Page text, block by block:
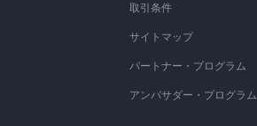
取引条件
サイトマップ
パートナー・プログラム
アンバサダー・プログラム